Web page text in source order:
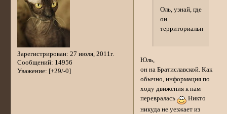
Зарегистрирован: 27 июля, 2011г.
Сообщений: 14956
Уважение: [+29/-0]
Оль, узнай, где
он
территориально
Юль,
он на Братиславской. Как
обычно, информация по
ходу движения к нам
перевралась
Никто
никуда не уезжает из